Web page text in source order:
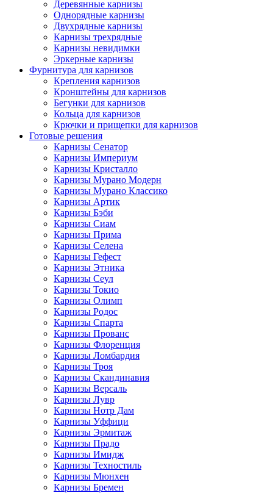
Деревянные карнизы
Однорядные карнизы
Двухрядные карнизы
Карнизы трехрядные
Карнизы невидимки
Эркерные карнизы
Фурнитура для карнизов
Крепления карнизов
Кронштейны для карнизов
Бегунки для карнизов
Кольца для карнизов
Крючки и прищепки для карнизов
Готовые решения
Карнизы Сенатор
Карнизы Империум
Карнизы Кристалло
Карнизы Мурано Модерн
Карнизы Мурано Классико
Карнизы Артик
Карнизы Бэби
Карнизы Сиам
Карнизы Прима
Карнизы Селена
Карнизы Гефест
Карнизы Этника
Карнизы Сеул
Карнизы Токио
Карнизы Олимп
Карнизы Родос
Карнизы Спарта
Карнизы Прованс
Карнизы Флоренция
Карнизы Ломбардия
Карнизы Троя
Карнизы Скандинавия
Карнизы Версаль
Карнизы Лувр
Карнизы Нотр Дам
Карнизы Уффици
Карнизы Эрмитаж
Карнизы Прадо
Карнизы Имидж
Карнизы Техностиль
Карнизы Мюнхен
Карнизы Бремен